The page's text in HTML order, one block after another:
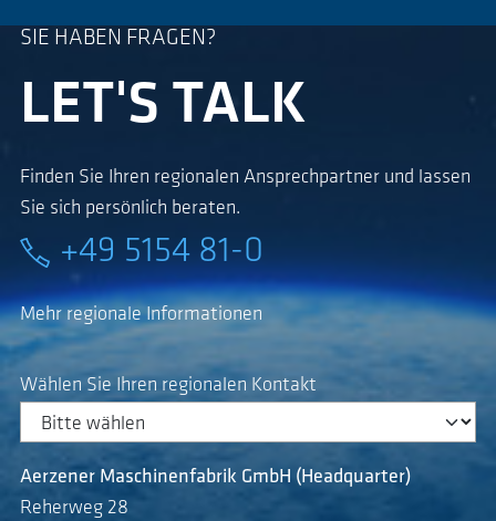
SIE HABEN FRAGEN?
LET'S TALK
Finden Sie Ihren regionalen Ansprechpartner und lassen
Sie sich persönlich beraten.
+49 5154 81-0
Mehr regionale Informationen
Wählen Sie Ihren regionalen Kontakt
Aerzener Maschinenfabrik GmbH (Headquarter)
Reherweg 28